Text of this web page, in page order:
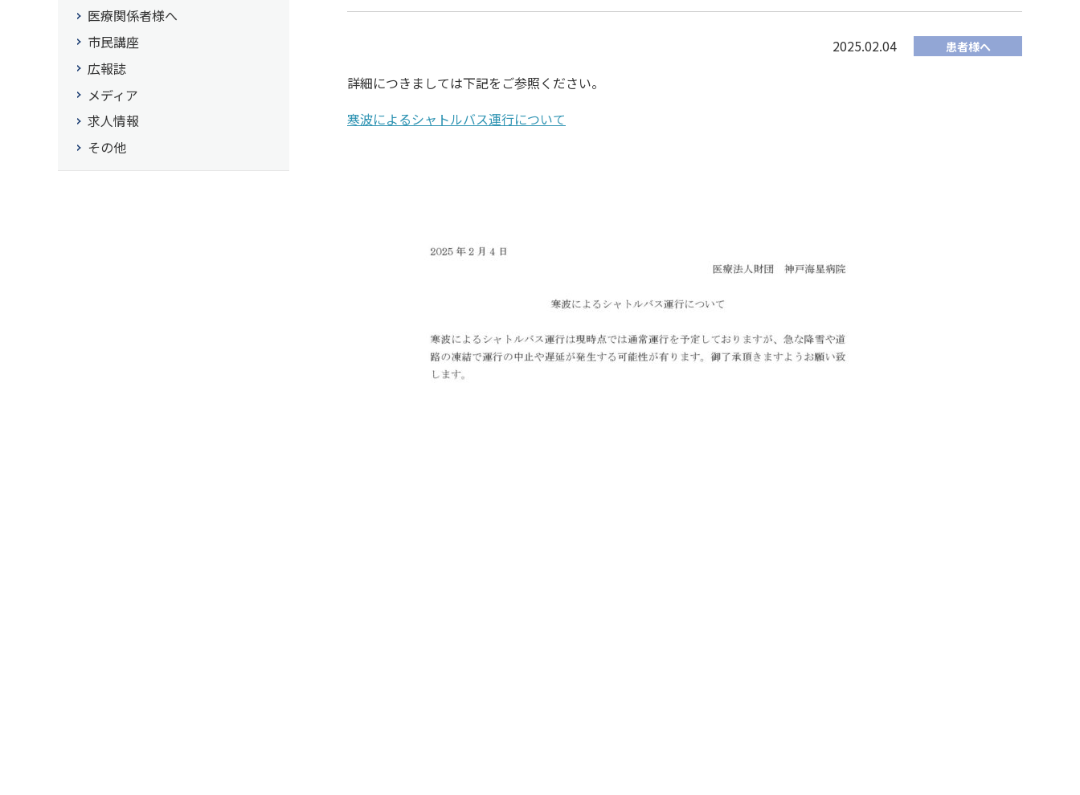
2025.02.04 患者様へ
詳細につきましては下記をご参照ください。
寒波によるシャトルバス運行について
医療関係者様へ
市民講座
広報誌
メディア
求人情報
その他